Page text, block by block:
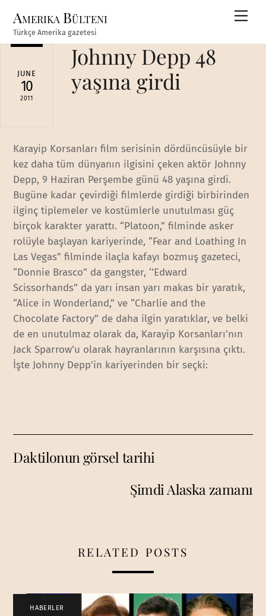
content
Amerika Bülteni
Türkçe Amerika gazetesi
JUNE
10
2011
Johnny Depp 48
yaşına girdi
Karayip Korsanları film serisinin dördüncüsüyle bir
kez daha tüm dünyanın ilgisini çeken aktör Johnny
Depp, 9 Haziran Perşembe günü 48 yaşına girdi.
Bugüne kadar çevirdiği filmlerde girdiği birbirinden
ilginç tiplemeler ve kostümlerle unutulması güç
birçok karakter yarattı. “Platoon,” filminde asker
rolüyle başlayan kariyerinde, “Fear and Loathing In
Las Vegas” filminde ilaçla kafayı bozmuş gazeteci,
“Donnie Brasco” da gangster, ‘’Edward
Scissorhands” da yarı insan yarı makas bir yaratık,
“Alice in Wonderland,” ve “Charlie and the
Chocolate Factory” de daha ilgin yaratıklar, ve belki
de en unutulmaz olarak da, Karayip Korsanları’nın
Jack Sparrow’u olarak hayranlarının karşısına çıktı.
İşte Johnny Depp’in kariyerinden bir seçki:
Daktilonun görsel tarihi
Şimdi Alaska zamanı
RELATED POSTS
HABERLER